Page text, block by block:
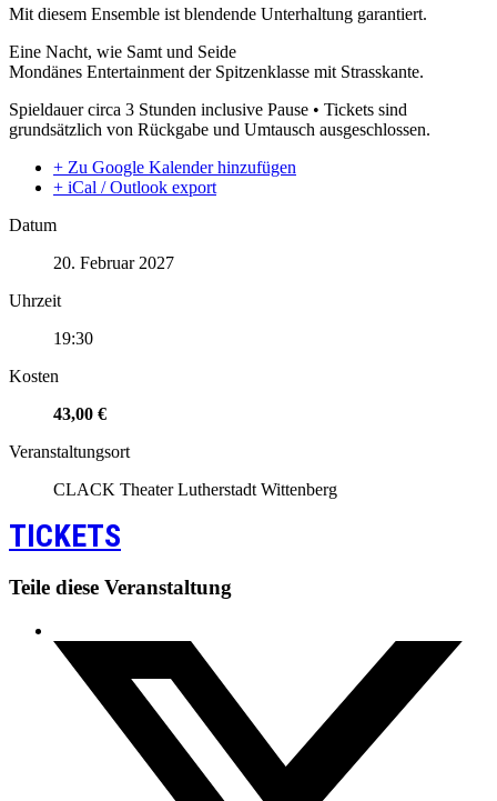
Mit diesem Ensemble ist blendende Unterhaltung garantiert.
Eine Nacht, wie Samt und Seide
Mondänes Entertainment der Spitzenklasse mit Strasskante.
Spieldauer circa 3 Stunden inclusive Pause • Tickets sind
grundsätzlich von Rückgabe und Umtausch ausgeschlossen.
+ Zu Google Kalender hinzufügen
+ iCal / Outlook export
Datum
20. Februar 2027
Uhrzeit
19:30
Kosten
43,00 €
Veranstaltungsort
CLACK Theater Lutherstadt Wittenberg
TICKETS
Teile diese Veranstaltung